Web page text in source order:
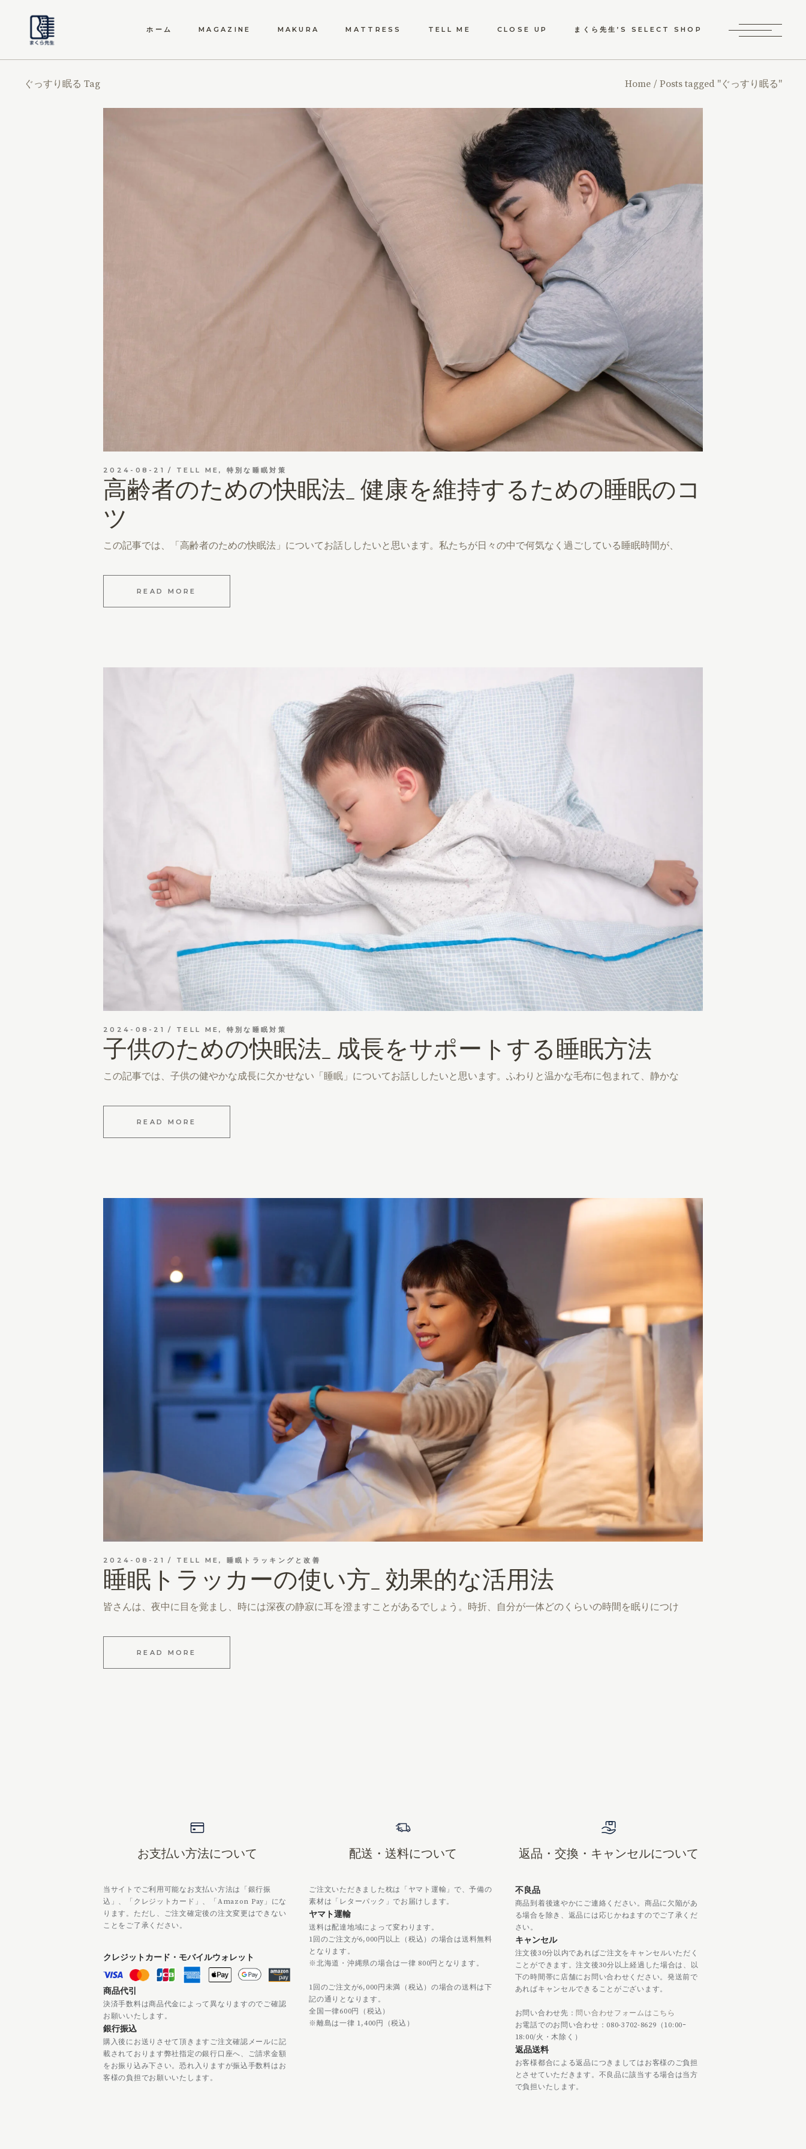
ホーム MAGAZINE MAKURA
枕の高さ調整の重要性
枕素材の選び方ガイド
枕のお手入れ方法
MATTRESS
快眠をサポートするマットレ
ス選び
TELL ME
睡眠トラッキングと改善
特別な睡眠対策
CLOSE UP
法人向け睡眠改善サービス
まくら先生’S SELECT SHOP
ぐっすり眠る Tag Home Posts tagged "ぐっすり眠る"
2024-08-21 TELL ME, 特別な睡眠対策
高齢者のための快眠法_ 健康を維持するための睡眠のコ
ツ
この記事では、「高齢者のための快眠法」についてお話ししたいと思います。私たちが日々の中で何気なく過ごしている睡眠時間が、
READ MORE
2024-08-21 TELL ME, 特別な睡眠対策
子供のための快眠法_ 成長をサポートする睡眠方法
この記事では、子供の健やかな成長に欠かせない「睡眠」についてお話ししたいと思います。ふわりと温かな毛布に包まれて、静かな
READ MORE
2024-08-21 TELL ME, 睡眠トラッキングと改善
睡眠トラッカーの使い方_ 効果的な活用法
皆さんは、夜中に目を覚まし、時には深夜の静寂に耳を澄ますことがあるでしょう。時折、自分が一体どのくらいの時間を眠りにつけ
READ MORE
お支払い方法について
当サイトでご利用可能なお支払い方法は「銀行振
込」、「クレジットカード」、「Amazon Pay」にな
ります。ただし、ご注文確定後の注文変更はできない
ことをご了承ください。
クレジットカード・モバイルウォレット
商品代引
決済手数料は商品代金によって異なりますのでご確認
お願いいたします。
銀行振込
購入後にお送りさせて頂きますご注文確認メールに記
載されております弊社指定の銀行口座へ、ご請求金額
をお振り込み下さい。恐れ入りますが振込手数料はお
客様の負担でお願いいたします。
配送・送料について
ご注文いただきました枕は「ヤマト運輸」で、予備の
素材は「レターパック」でお届けします。
ヤマト運輸
送料は配達地域によって変わります。
1回のご注文が6,000円以上（税込）の場合は送料無料
となります。
※北海道・沖縄県の場合は一律 800円となります。
1回のご注文が6,000円未満（税込）の場合の送料は下
記の通りとなります。
全国一律600円（税込）
※離島は一律 1,400円（税込）
返品・交換・キャンセルについて
不良品
商品到着後速やかにご連絡ください。商品に欠陥があ
る場合を除き、返品には応じかねますのでご了承くだ
さい。
キャンセル
注文後30分以内であればご注文をキャンセルいただく
ことができます。注文後30分以上経過した場合は、以
下の時間帯に店舗にお問い合わせください。発送前で
あればキャンセルできることがございます。
お問い合わせ先： 問い合わせフォームはこちら
お電話でのお問い合わせ：080-3702-8629（10:00ｰ
18:00/火・木除く）
返品送料
お客様都合による返品につきましてはお客様のご負担
とさせていただきます。不良品に該当する場合は当方
で負担いたします。